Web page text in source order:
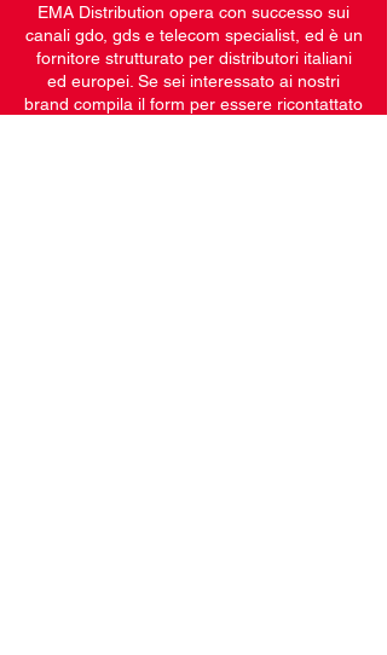
EMA Distribution opera con successo sui
canali gdo, gds e telecom specialist, ed è un
fornitore strutturato per distributori italiani
ed europei. Se sei interessato ai nostri
brand compila il form per essere ricontattato